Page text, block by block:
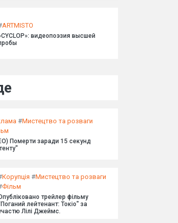
ARTMISTO
видеопоэзия высшей
#Мистецтво та розваги
Померти заради 15 секунд
Корупція #Мистецтво та розваги
Фільм
трейлер фільму
лейтенант: Токіо" за
Лілі Джеймс.